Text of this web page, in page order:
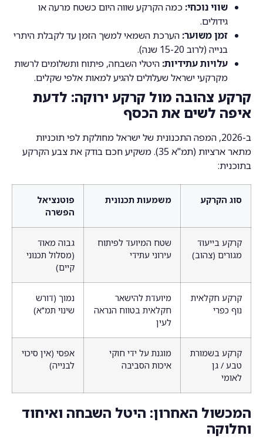
שווי נוכחי: כמה הקרקע שווה היום כשטח מרעה או
גידולים.
זמן משוער: הערכת השמאי למשך הזמן עד לקבלת היתרי
בנייה (לרוב 15-20 שנה).
עלויות עתידיות: היטלי השבחה, פיתוח ותשלומים לרשות
מקרקעי ישראל שעלולים להגיע למאות אלפי שקלים.
קרקע צהובה מול קרקע ירוקה: לדעת
איפה לשים את הכסף
ב-2026, המפה התכנונית של ישראל מחולקת לפי תוכניות
מתאר ארציות (תמ"א 35). משקיע חכם בודק את צבע הקרקע
בתוכנית:
סוג הקרקע משמעות תכנונית
פוטנציאל
הפשרה
קרקע בייעוד
מגורים (צהוב)
שטח המיועד לפיתוח
עירוני עתידי
גבוה מאוד
(מסלול תכנוני
קיים)
קרקע חקלאית
נוף כפרי
מיועדת להישאר
חקלאית בטווח הנראה
לעין
נמוך (דורש
שינוי תמ"א)
קרקע בשמורת
טבע / גן
לאומי
מוגנת על ידי חוקי
איכות הסביבה
אפסי (אין סיכוי
לבנייה)
המכשול האחרון: היטל השבחה ואיחוד
וחלוקה